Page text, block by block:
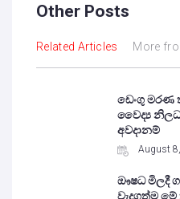
Other Posts
Related Articles More
ඩෙංගු මරණ
වෛද්‍ය
අවදානම්
August
ඖෂධ මිලදී
වැදගත්ම